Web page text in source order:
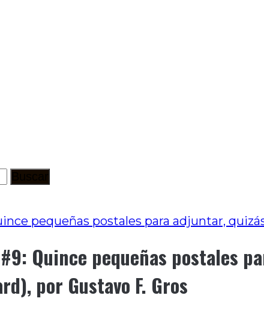
pequeñas postales para adjuntar,
Quince pequeñas postales
por Gustavo F. Gros